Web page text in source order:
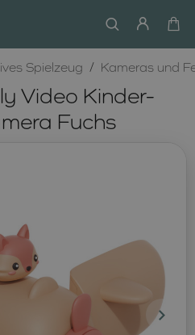
Video Kinder-
Fuchs
Spielzeug Kameras und